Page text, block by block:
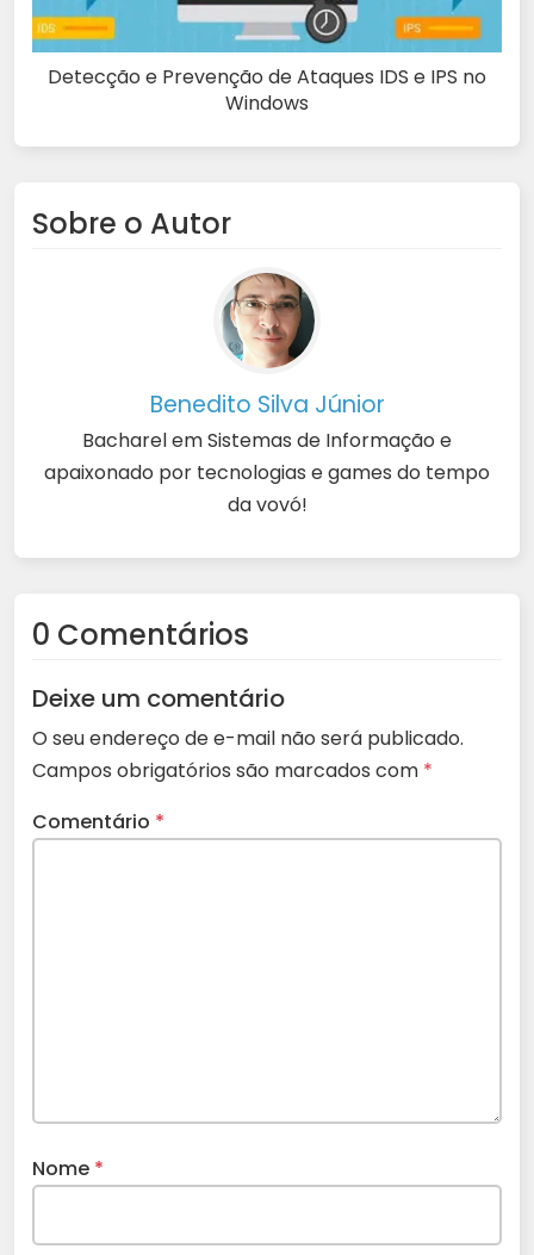
Detecção e Prevenção de Ataques IDS e IPS no
Windows
Sobre o Autor
Benedito Silva Júnior
Bacharel em Sistemas de Informação e
apaixonado por tecnologias e games do tempo
da vovó!
0 Comentários
Deixe um comentário
O seu endereço de e-mail não será publicado.
Campos obrigatórios são marcados com *
Comentário *
Nome *